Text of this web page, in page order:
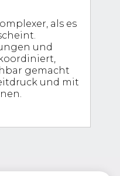
als es
und
gemacht
und mit